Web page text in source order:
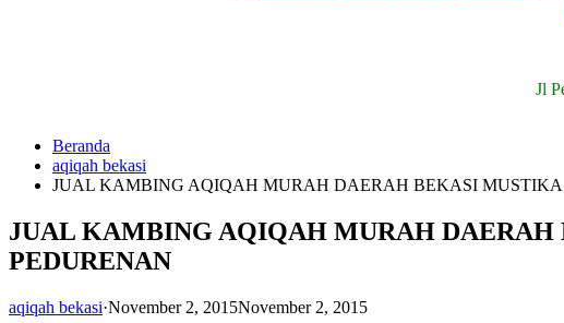
Jl
Beranda
aqiqah bekasi
JUAL KAMBING AQIQAH MURAH DAERAH BEKASI MUSTIKA
JUAL KAMBING AQIQAH MURAH DAERAH
PEDURENAN
aqiqah bekasi·November 2, 2015November 2, 2015